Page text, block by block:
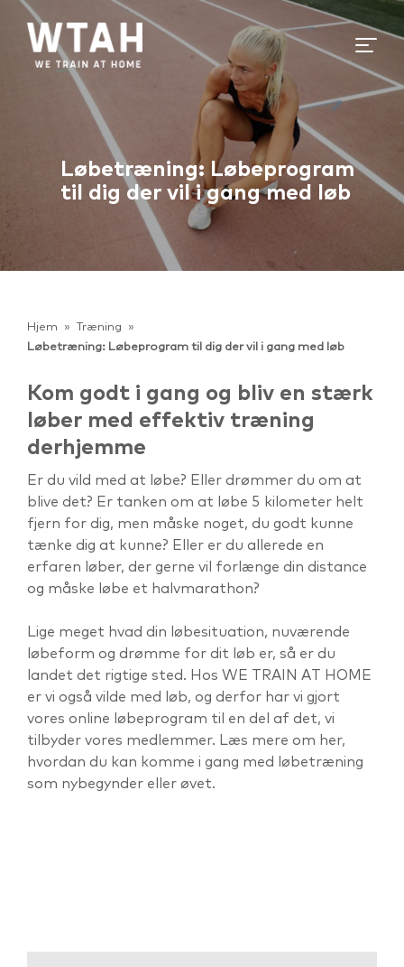
Løbetræning: Løbeprogram
til dig der vil i gang med løb
Hjem » Træning »
Løbetræning: Løbeprogram til dig der vil i gang med løb
Kom godt i gang og bliv en stærk
løber med effektiv træning
derhjemme
Er du vild med at løbe? Eller drømmer du om at
blive det? Er tanken om at løbe 5 kilometer helt
fjern for dig, men måske noget, du godt kunne
tænke dig at kunne? Eller er du allerede en
erfaren løber, der gerne vil forlænge din distance
og måske løbe et halvmarathon?
Lige meget hvad din løbesituation, nuværende
løbeform og drømme for dit løb er, så er du
landet det rigtige sted. Hos WE TRAIN AT HOME
er vi også vilde med løb, og derfor har vi gjort
vores online løbeprogram til en del af det, vi
tilbyder vores medlemmer. Læs mere om her,
hvordan du kan komme i gang med løbetræning
som nybegynder eller øvet.